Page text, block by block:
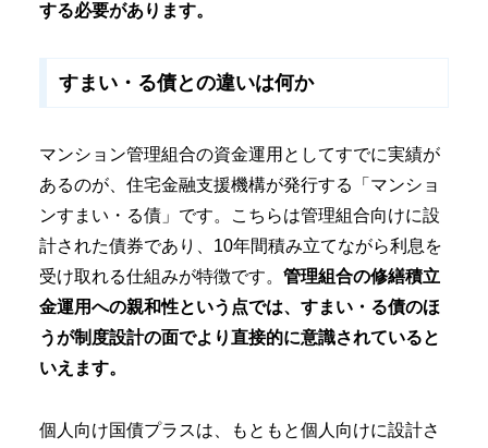
する必要があります。
すまい・る債との違いは何か
マンション管理組合の資金運用としてすでに実績が
あるのが、住宅金融支援機構が発行する「マンショ
ンすまい・る債」です。こちらは管理組合向けに設
計された債券であり、10年間積み立てながら利息を
受け取れる仕組みが特徴です。 管理組合の修繕積立
金運用への親和性という点では、すまい・る債のほ
うが制度設計の面でより直接的に意識されていると
いえます。
個人向け国債プラスは、もともと個人向けに設計さ